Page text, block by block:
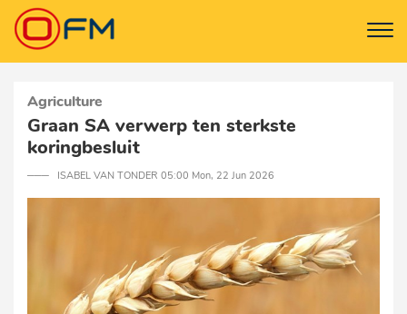
Agriculture
Graan SA verwerp ten sterkste
koringbesluit
─── ISABEL VAN TONDER 05:00 Mon, 22 Jun 2026